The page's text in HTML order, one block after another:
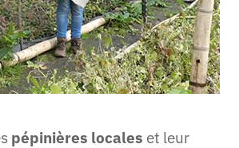
pépinières locales et leur